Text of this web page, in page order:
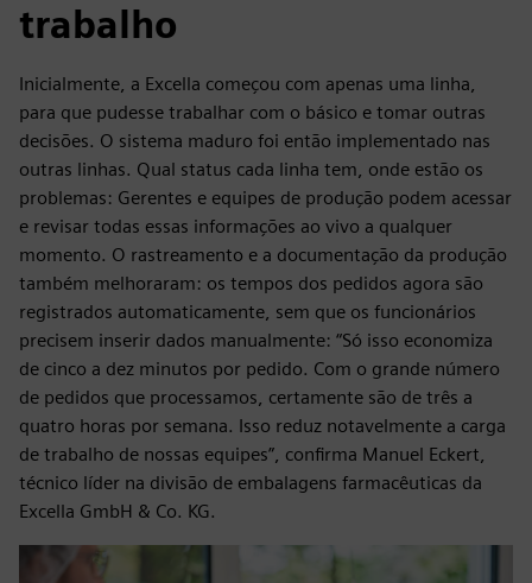
trabalho
Inicialmente, a Excella começou com apenas uma linha,
para que pudesse trabalhar com o básico e tomar outras
decisões. O sistema maduro foi então implementado nas
outras linhas. Qual status cada linha tem, onde estão os
problemas: Gerentes e equipes de produção podem acessar
e revisar todas essas informações ao vivo a qualquer
momento. O rastreamento e a documentação da produção
também melhoraram: os tempos dos pedidos agora são
registrados automaticamente, sem que os funcionários
precisem inserir dados manualmente: “Só isso economiza
de cinco a dez minutos por pedido. Com o grande número
de pedidos que processamos, certamente são de três a
quatro horas por semana. Isso reduz notavelmente a carga
de trabalho de nossas equipes”, confirma Manuel Eckert,
técnico líder na divisão de embalagens farmacêuticas da
Excella GmbH & Co. KG.